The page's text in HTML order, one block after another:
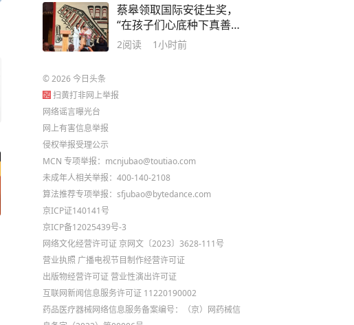
蔡皋领取国际安徒生奖，
“在孩子们心底种下真善美
的种子”
2阅读 1小时前
©2026今日头条
扫黄打非网上举报
网络谣言曝光台
网上有害信息举报
侵权举报受理公示
MCN 专项举报：mcnjubao@toutiao.com
未成年人相关举报：400-140-2108
算法推荐专项举报：sfjubao@bytedance.com
京ICP证140141号
京ICP备12025439号-3
网络文化经营许可证 京网文〔2023〕3628-111号
营业执照 广播电视节目制作经营许可证
出版物经营许可证 营业性演出许可证
互联网新闻信息服务许可证 11220190002
药品医疗器械网络信息服务备案编号：（京）网药械信